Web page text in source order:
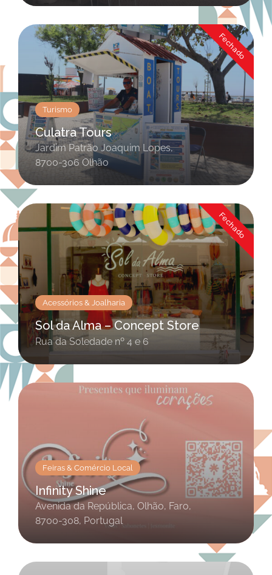
Fechado
Turismo
Culatra Tours
Jardim Patrão Joaquim Lopes,
8700-306 Olhão
Fechado
Acessórios & Joalharia
Sol da Alma – Concept Store
Rua da Soledade nº 4 e 6
Feiras & Comércio Local
Infinity Shine
Avenida da República, Olhão, Faro,
8700-308, Portugal